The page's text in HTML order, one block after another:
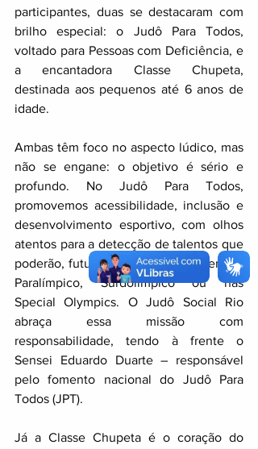
participantes, duas se destacaram com
brilho especial: o Judô Para Todos,
voltado para Pessoas com Deficiência, e
a encantadora Classe Chupeta,
destinada aos pequenos até 6 anos de
idade.
Ambas têm foco no aspecto lúdico, mas
não se engane: o objetivo é sério e
profundo. No Judô Para Todos,
promovemos acessibilidade, inclusão e
desenvolvimento esportivo, com olhos
atentos para a detecção de talentos que
poderão, futuramente, brilhar no cenário
Paralímpico, Surdolímpico ou nas
Special Olympics. O Judô Social Rio
abraça essa missão com
responsabilidade, tendo à frente o
Sensei Eduardo Duarte – responsável
pelo fomento nacional do Judô Para
Todos (JPT).
Já a Classe Chupeta é o coração do